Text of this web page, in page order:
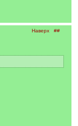
Наверх ##